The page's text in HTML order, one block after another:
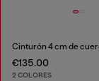
€135.00
2 COLORES